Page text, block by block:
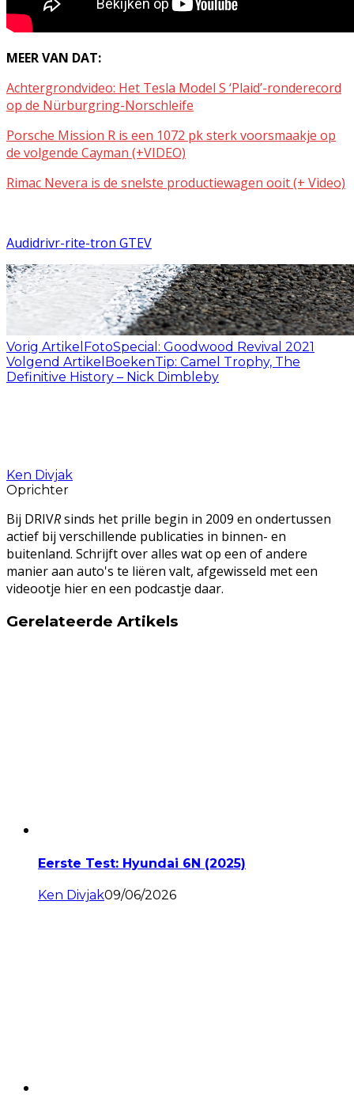
MEER VAN DAT:
Achtergrondvideo: Het Tesla Model S ‘Plaid’-ronderecord
op de Nürburgring-Norschleife
Porsche Mission R is een 1072 pk sterk voorsmaakje op
de volgende Cayman (+VIDEO)
Rimac Nevera is de snelste productiewagen ooit (+ Video)
Audidrivr-rite-tron GTEV
Vorig Artikel FotoSpecial: Goodwood Revival 2021
Volgend Artikel BoekenTip: Camel Trophy, The
Definitive History – Nick Dimbleby
Ken Divjak
Oprichter
Bij DRIVRsinds het prille begin in 2009 en ondertussen
actief bij verschillende publicaties in binnen- en
buitenland. Schrijft over alles wat op een of andere
manier aan auto's te liëren valt, afgewisseld met een
videootje hier en een podcastje daar.
Gerelateerde Artikels
Eerste Test: Hyundai 6N (2025)
Ken Divjak09/06/2026